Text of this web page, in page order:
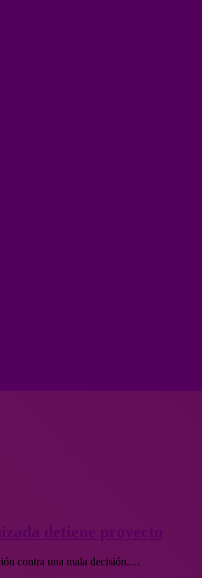
detiene proyecto
contra una mala decisión.…